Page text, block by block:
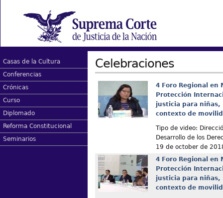
Casas de la Cultura
Conferencias
Crónicas
Curso
Diplomado
Reforma Constitucional
Seminarios
Celebraciones
4 Foro Regional en
Protección
justicia para niñas,
contexto de
Tipo de video:
Desarrollo de los
19 de october de
4 Foro Regional en
Protección
justicia para niñas,
contexto de